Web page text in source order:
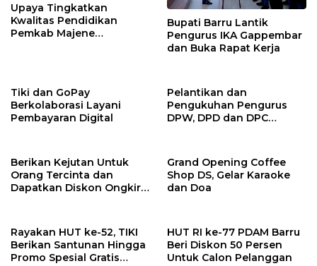
Upaya Tingkatkan
Kwalitas Pendidikan
Pemkab Majene
Bupati Barru Lantik
Pengurus IKA Gappembar
dan Buka Rapat Kerja
Tiki dan GoPay
Berkolaborasi Layani
Pembayaran Digital
Pelantikan dan
Pengukuhan Pengurus
DPW, DPD dan DPC
Berikan Kejutan Untuk
Orang Tercinta dan
Dapatkan Diskon Ongkir
Grand Opening Coffee
Shop DS, Gelar Karaoke
dan Doa
Rayakan HUT ke-52, TIKI
Berikan Santunan Hingga
Promo Spesial Gratis
HUT RI ke-77 PDAM Barru
Beri Diskon 50 Persen
Untuk Calon Pelanggan